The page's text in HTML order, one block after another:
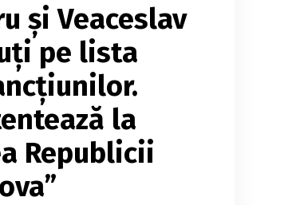
și Veaceslav
pe lista
la
Republicii